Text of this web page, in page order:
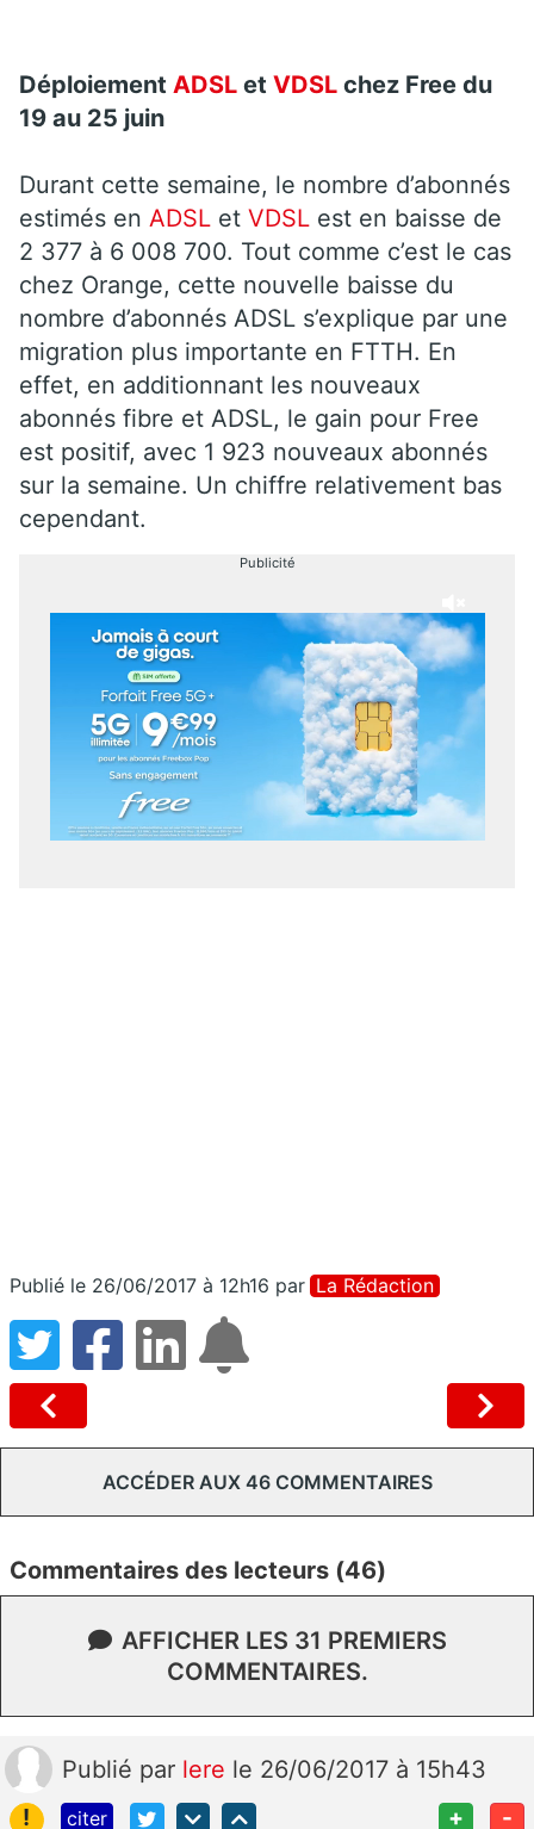
Déploiement ADSL et VDSL chez Free du
19 au 25 juin
Durant cette semaine, le nombre d’abonnés
estimés en ADSL et VDSL est en baisse de
2 377 à 6 008 700. Tout comme c’est le cas
chez Orange, cette nouvelle baisse du
nombre d’abonnés ADSL s’explique par une
migration plus importante en FTTH. En
effet, en additionnant les nouveaux
abonnés fibre et ADSL, le gain pour Free
est positif, avec 1 923 nouveaux abonnés
sur la semaine. Un chiffre relativement bas
cependant.
Publicité
Publié le 26/06/2017 à 12h16 par La Rédaction
ACCÉDER AUX 46 COMMENTAIRES
Commentaires des lecteurs (46)
AFFICHER LES 31 PREMIERS
COMMENTAIRES.
Publié par lere le 26/06/2017 à 15h43
!
citer + -